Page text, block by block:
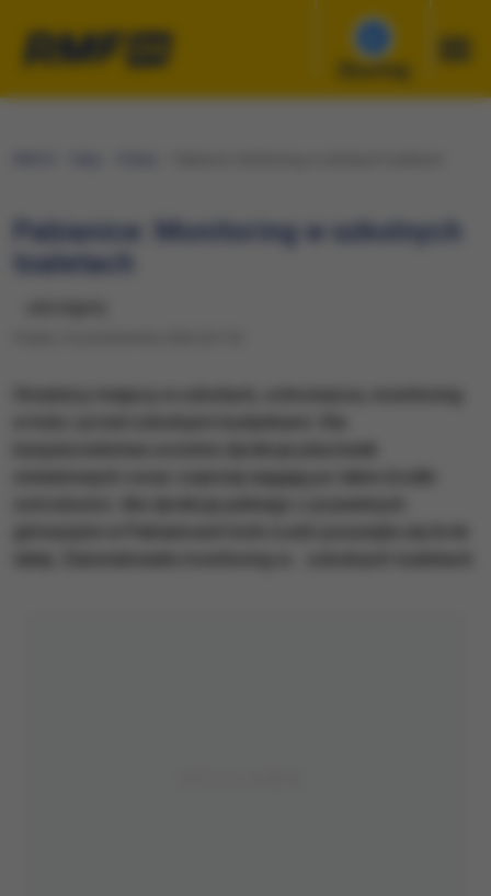
Słuchaj
Pabianice: Monitoring w szkolnych
toaletach